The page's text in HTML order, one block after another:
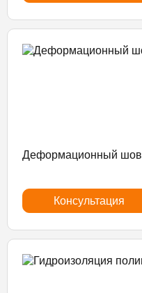
Деформационный шов
Консультация